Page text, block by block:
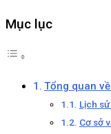
Mục lục
Tổng quan
Lịch
Cơ sở